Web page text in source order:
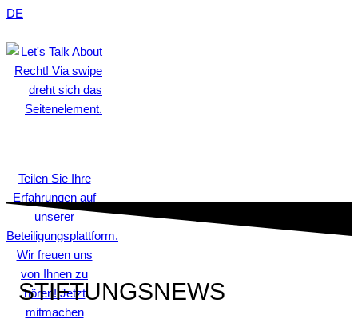
DE
Teilen Sie Ihre
Erfahrungen auf
unserer
Beteiligungsplattform.
Wir freuen uns
von Ihnen zu
hören! Jetzt
mitmachen
STIFTUNGSNEWS